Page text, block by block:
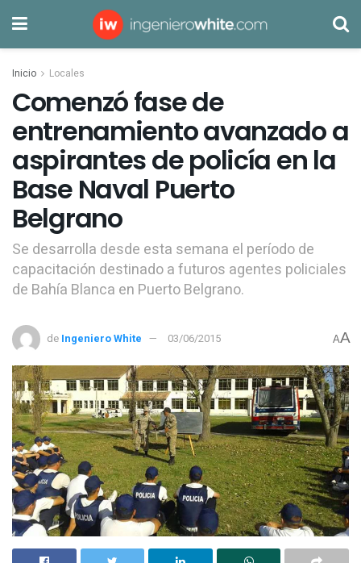
Inicio Locales
Comenzó fase de
entrenamiento avanzado a
aspirantes de policía en la
Base Naval Puerto
Belgrano
Se desarrolla desde esta semana el período de
capacitación destinado a futuros agentes policiales
de Bahía Blanca en Puerto Belgrano.
de Ingeniero White 03/06/2015 AA